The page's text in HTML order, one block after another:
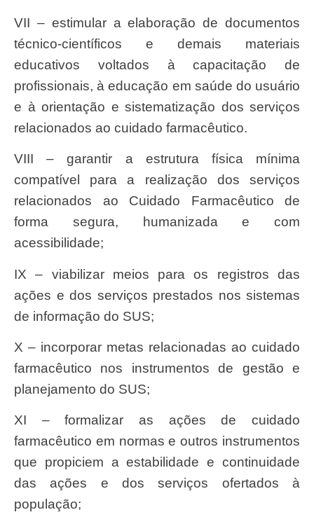
VII – estimular a elaboração de documentos
técnico-científicos e demais materiais
educativos voltados à capacitação de
profissionais, à educação em saúde do usuário
e à orientação e sistematização dos serviços
relacionados ao cuidado farmacêutico.
VIII – garantir a estrutura física mínima
compatível para a realização dos serviços
relacionados ao Cuidado Farmacêutico de
forma segura, humanizada e com
acessibilidade;
IX – viabilizar meios para os registros das
ações e dos serviços prestados nos sistemas
de informação do SUS;
X – incorporar metas relacionadas ao cuidado
farmacêutico nos instrumentos de gestão e
planejamento do SUS;
XI – formalizar as ações de cuidado
farmacêutico em normas e outros instrumentos
que propiciem a estabilidade e continuidade
das ações e dos serviços ofertados à
população;